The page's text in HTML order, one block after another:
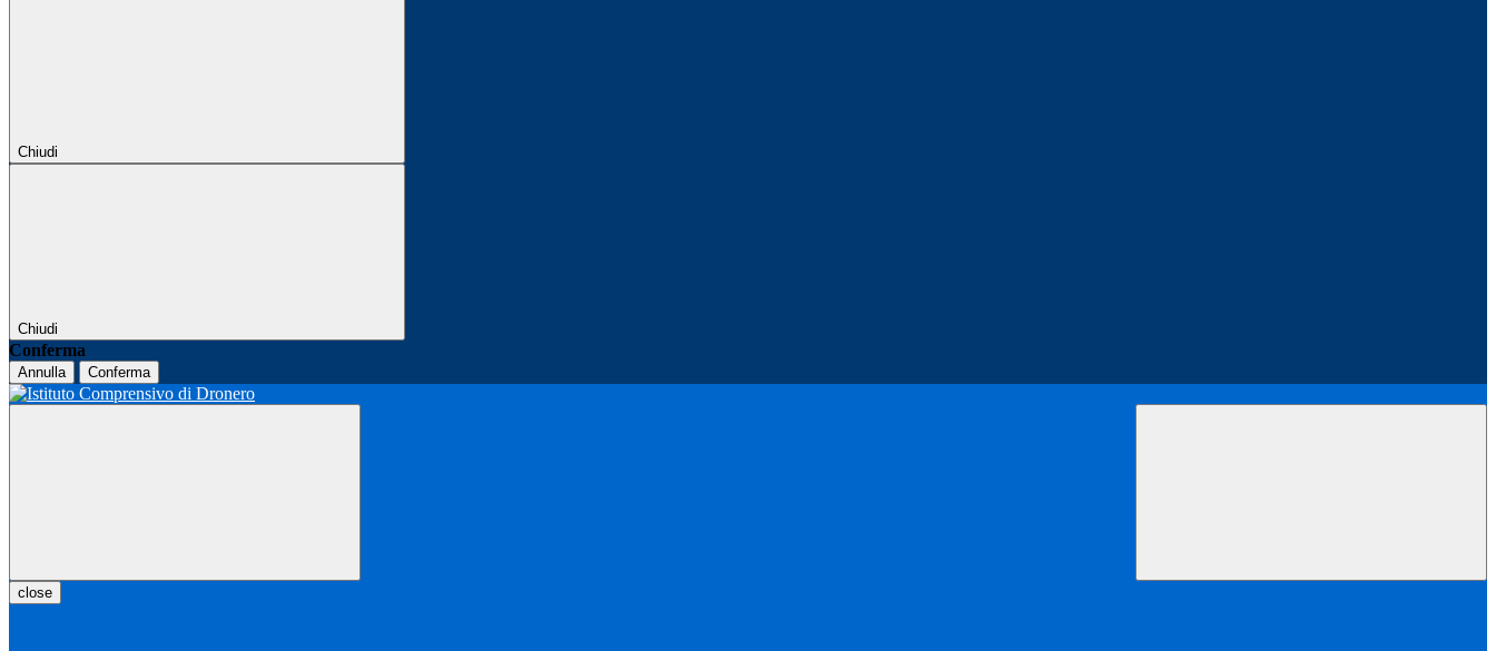
Chiudi
Chiudi
Conferma
Annulla Conferma
close